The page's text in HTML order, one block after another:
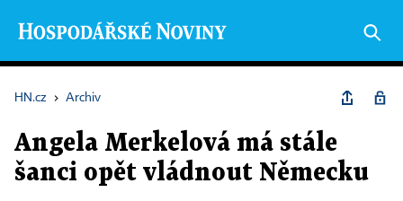
HN.cz › Archiv
Angela Merkelová má stále
šanci opět vládnout Německu